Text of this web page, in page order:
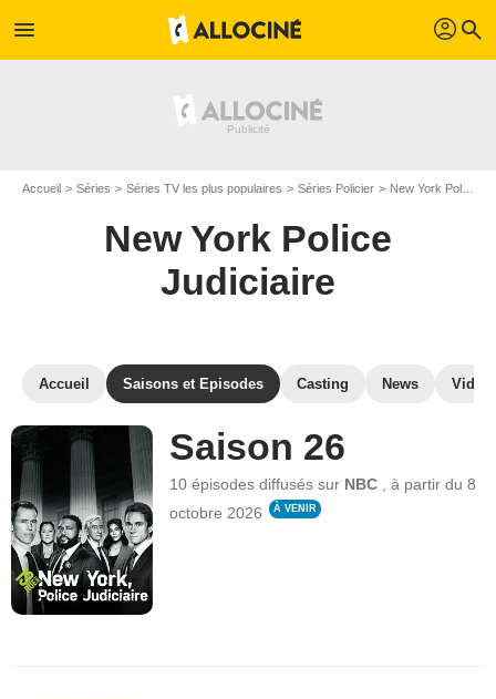
menu profil search
Accueil Séries Séries TV les plus populaires Séries Policier New York Police Judiciaire
New York Police
Judiciaire
Accueil Saisons et Episodes Casting News
Saison 26
10 épisodes diffusés sur NBC ,à partir du8
octobre 2026
À VENIR